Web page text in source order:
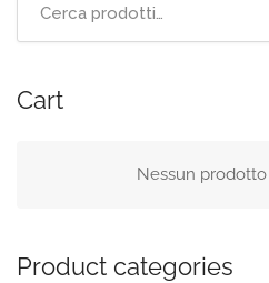
Cart
Nessun
Product categories